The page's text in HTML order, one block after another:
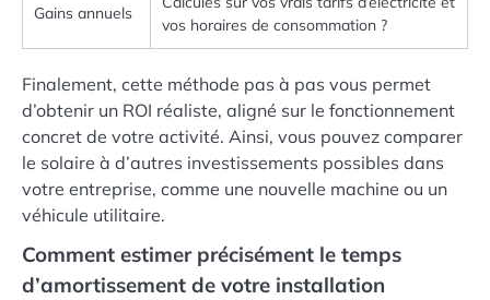
Gains annuels
vos horaires de consommation ?
Finalement, cette méthode pas à pas vous permet
d’obtenir un ROI réaliste, aligné sur le fonctionnement
concret de votre activité. Ainsi, vous pouvez comparer
le solaire à d’autres investissements possibles dans
votre entreprise, comme une nouvelle machine ou un
véhicule utilitaire.
Comment estimer précisément le temps
d’amortissement de votre installation